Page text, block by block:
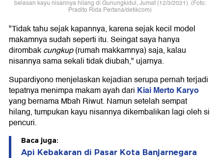
belasan kayu nisannya hilang di Gunungkidul, Jumat (12/3/2021). (Foto:
Pradito Rida Pertana/detikcom)
"Tidak tahu sejak kapannya, karena sejak kecil model
makamnya sudah seperti itu. Seingat saya hanya
dirombakcungkup(rumah makkamnya) saja, kalau
nisannya sama sekali tidak diubah," ujarnya.
Supardiyono menjelaskan kejadian serupa pernah terjadi
tepatnya menimpa makam ayah dari Kiai Merto Karyo
yang bernama Mbah Riwut. Namun setelah sempat
hilang, tumpukan kayu nisannya dikembalikan lagi oleh si
pencuri.
Baca juga:
Api Kebakaran di Pasar Kota Banjarnegara